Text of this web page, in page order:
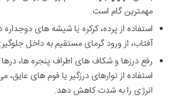
مهمترین گام است.
استفاده از پرده، کرکره یا شیشه های
آفتاب، از ورود گرمای مستقیم به داخل
رفع درزها و شکاف های اطراف پنجره ها، درها
استفاده از نوارهای درزگیر یا فوم های
انرژی را به شدت کاهش دهد.